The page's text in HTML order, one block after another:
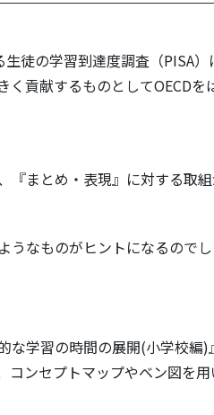
生徒の学習到達度調査（PISA
貢献するものとしてOECDを
『まとめ・表現』に対する取
うなものがヒントになるのでし
な学習の時間の展開(小学校編
コンセプトマップやベン図を